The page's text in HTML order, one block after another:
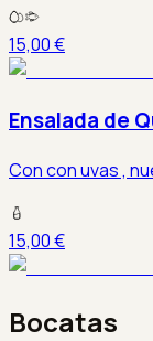
15,00 €
Ensalada de
Con con uvas ,
15,00 €
Bocatas